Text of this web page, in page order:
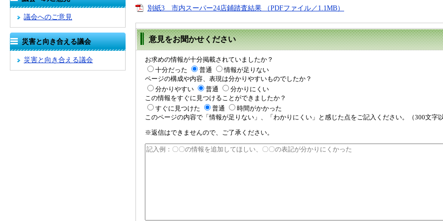
議会へのご意見
災害と向き合える議会
災害と向き合える議会
別紙3 市内スーパー24店鋪踏査結果 （PDFファイル／1.1MB）
意見をお聞かせください
お求めの情報が十分掲載されていましたか？
十分だった
普通
情報が足りない
ページの構成や内容、表現は分かりやすいものでしたか？
分かりやすい
普通
分かりにくい
この情報をすぐに見つけることができましたか？
すぐに見つけた
普通
時間がかかった
このページの内容で「情報が足りない」、「わかりにくい」と感じた点をご記入ください。（300文字
※返信はできませんので、ご了承ください。